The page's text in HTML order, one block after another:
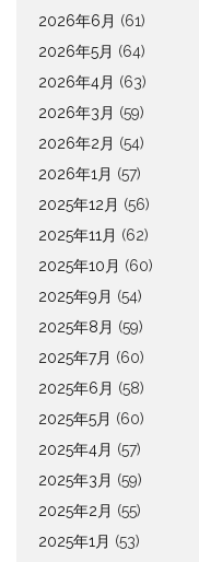
2026年6月 (61)
2026年5月 (64)
2026年4月 (63)
2026年3月 (59)
2026年2月 (54)
2026年1月 (57)
2025年12月 (56)
2025年11月 (62)
2025年10月 (60)
2025年9月 (54)
2025年8月 (59)
2025年7月 (60)
2025年6月 (58)
2025年5月 (60)
2025年4月 (57)
2025年3月 (59)
2025年2月 (55)
2025年1月 (53)